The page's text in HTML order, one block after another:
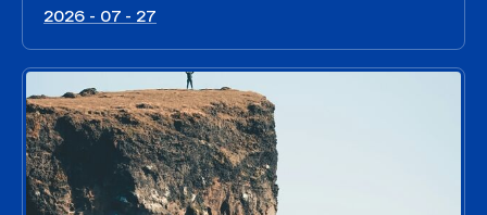
2026 - 07 - 27